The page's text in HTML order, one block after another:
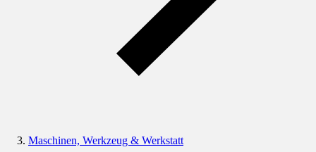
Maschinen, Werkzeug & Werkstatt